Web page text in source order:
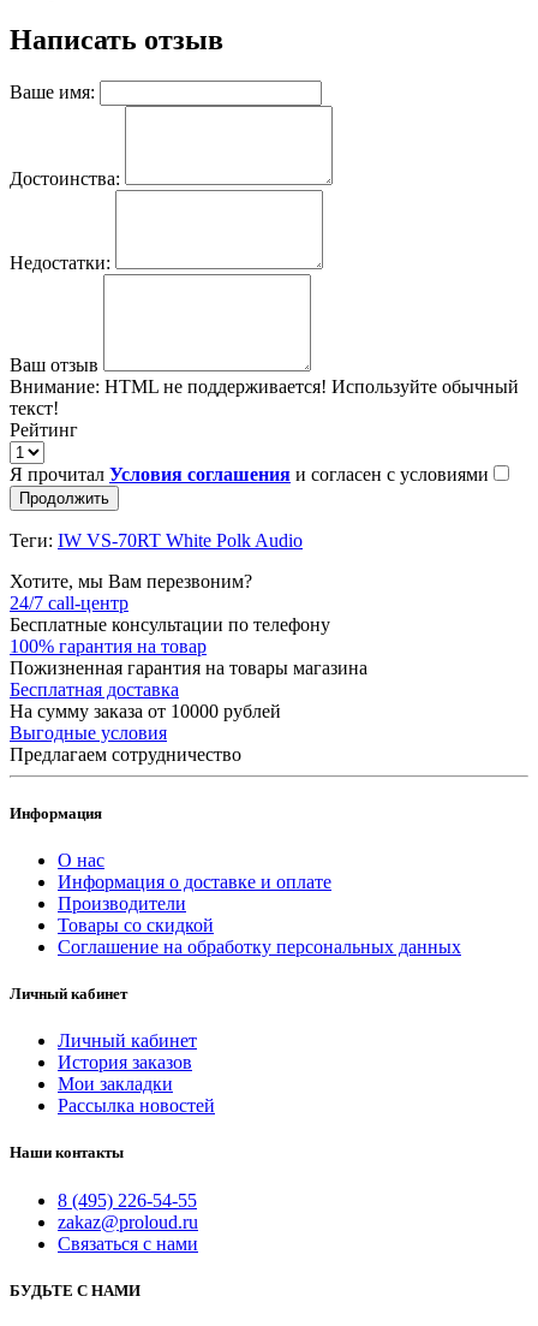
Написать отзыв
Ваше имя:
Достоинства:
Недостатки:
Ваш отзыв
Внимание: HTML не поддерживается! Используйте обычный
текст!
Рейтинг
Я прочитал Условия соглашения и согласен с условиями
Продолжить
Теги: IW VS-70RT White Polk Audio
Хотите, мы Вам перезвоним?
24/7 call-центр
Бесплатные консультации по телефону
100% гарантия на товар
Пожизненная гарантия на товары магазина
Бесплатная доставка
На сумму заказа от 10000 рублей
Выгодные условия
Предлагаем сотрудничество
Информация
О нас
Информация о доставке и оплате
Производители
Товары со скидкой
Соглашение на обработку персональных данных
Личный кабинет
Личный кабинет
История заказов
Мои закладки
Рассылка новостей
Наши контакты
8 (495) 226-54-55
zakaz@proloud.ru
Связаться с нами
БУДЬТЕ С НАМИ